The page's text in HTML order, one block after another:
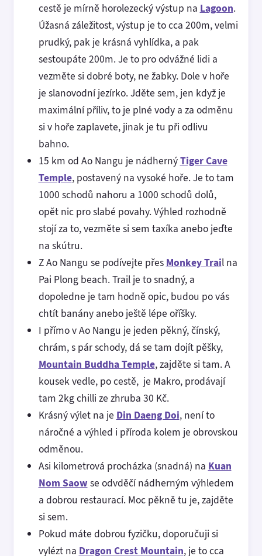
cestě je mírně horolezecký výstup na Lagoon.
Úžasná záležitost, výstup je to cca 200m, velmi
prudký, pak je krásná vyhlídka, a pak
sestoupáte 200m. Je to pro odvážné lidi a
vezměte si dobré boty, ne žabky. Dole v hoře
je slanovodní jezírko. Jděte sem, jen když je
maximální příliv, to je plné vody a za odměnu
si v hoře zaplavete, jinak je tu při odlivu
bahno.
15 km od Ao Nangu je nádhernýTiger Cave
Temple, postavený na vysoké hoře. Je to tam
1000 schodů nahoru a 1000 schodů dolů,
opět nic pro slabé povahy. Výhled rozhodně
stojí za to, vezměte si sem taxíka anebo jeďte
na skútru.
Z Ao Nangu se podívejte přes Monkey Trail na
Pai Plong beach. Trail je to snadný, a
dopoledne je tam hodně opic, budou po vás
chtít banány anebo ještě lépe oříšky.
I přímo v Ao Nangu je jeden pěkný, čínský,
chrám, s pár schody, dá se tam dojít pěšky,
Mountain Buddha Temple, zajděte si tam. A
kousek vedle, po cestě, je Makro, prodávají
tam 2kg chilli ze zhruba 30 Kč.
Krásný výlet na je Din Daeng Doi, není to
náročné a výhled i příroda kolem je obrovskou
odměnou.
Asi kilometrová procházka (snadná) na Kuan
Nom Saow se odvděčí nádherným výhledem
a dobrou restaurací. Moc pěkně tu je, zajděte
si sem.
Pokud máte dobrou fyzičku, doporučuji si
vylézt na Dragon Crest Mountain, je to cca